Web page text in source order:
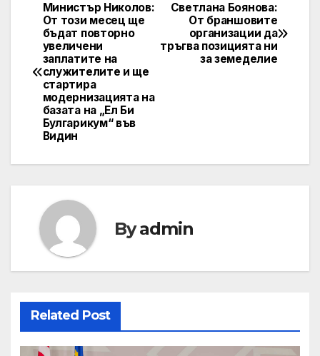
Post
navigation
Светлана Боянова:
От браншовите
организации да
тръгва позицията ни
за земеделие
Министър Николов:
От този месец ще
бъдат повторно
увеличени
заплатите на
служителите и ще
стартира
модернизацията на
базата на „Ел Би
Булгарикум“ във
Видин
Byadmin
Related Post